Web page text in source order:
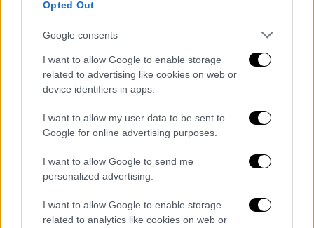
Opted Out
Google consents
I want to allow Google to enable storage
related to advertising like cookies on web or
device identifiers in apps.
I want to allow my user data to be sent to
Google for online advertising purposes.
I want to allow Google to send me
personalized advertising.
I want to allow Google to enable storage
related to analytics like cookies on web or
παρουσιάστρια στην ανάρτηση που έκανε
στο Instagram.